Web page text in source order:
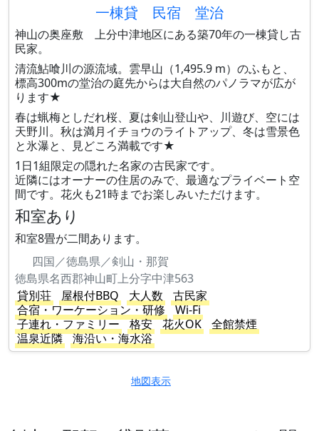
一棟貸 民宿 堂治
神山の奥座敷 上分中津地区にある築70年の一棟貸し古
民家。
清流鮎喰川の源流域。雲早山（1,495.9 m）のふもと、
標高300mの堂治の庭先からは大自然のパノラマが広が
ります★
春は蝋梅としだれ桜、夏は剣山登山や、川遊び、空には
天野川。秋は満月イチョウのライトアップ、冬は雪景色
と氷瀑と、見どころ満載です★
1日1組限定の隠れた名家の古民家です。
近隣にはオーナーの住居のみで、最適なプライベート空
間です。花火も21時までお楽しみいただけます。
和室あり
和室8畳が二間あります。
四国／徳島県／剣山・那賀
徳島県名西郡神山町上分字中津563
貸別荘
屋根付BBQ 大人数
古民家
合宿・ワーケーション・研修
Wi-Fi
子連れ・ファミリー
格安 花火OK
全館禁煙
温泉近隣
海沿い・海水浴
地図表示